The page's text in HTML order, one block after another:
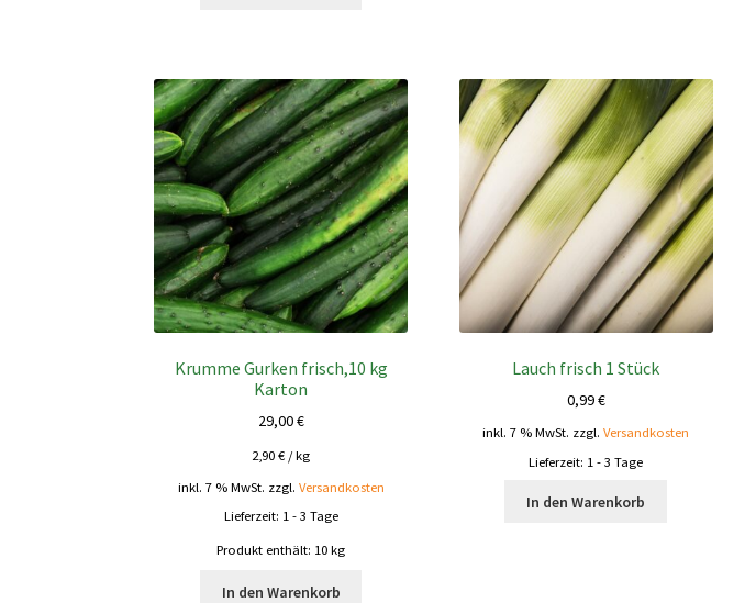
Krumme Gurken frisch,10 kg
Karton
29,00€
2,90€ /kg
inkl. 7 % MwSt. zzgl. Versandkosten
Lieferzeit: 1 - 3 Tage
Produkt enthält: 10kg
In den Warenkorb
Lauch frisch 1 Stück
0,99€
inkl. 7 % MwSt. zzgl.Versandkosten
Lieferzeit: 1 - 3 Tage
In den Warenkorb